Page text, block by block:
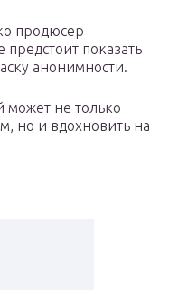
продюсер
показать
анонимности.
может не только
но и вдохновить на